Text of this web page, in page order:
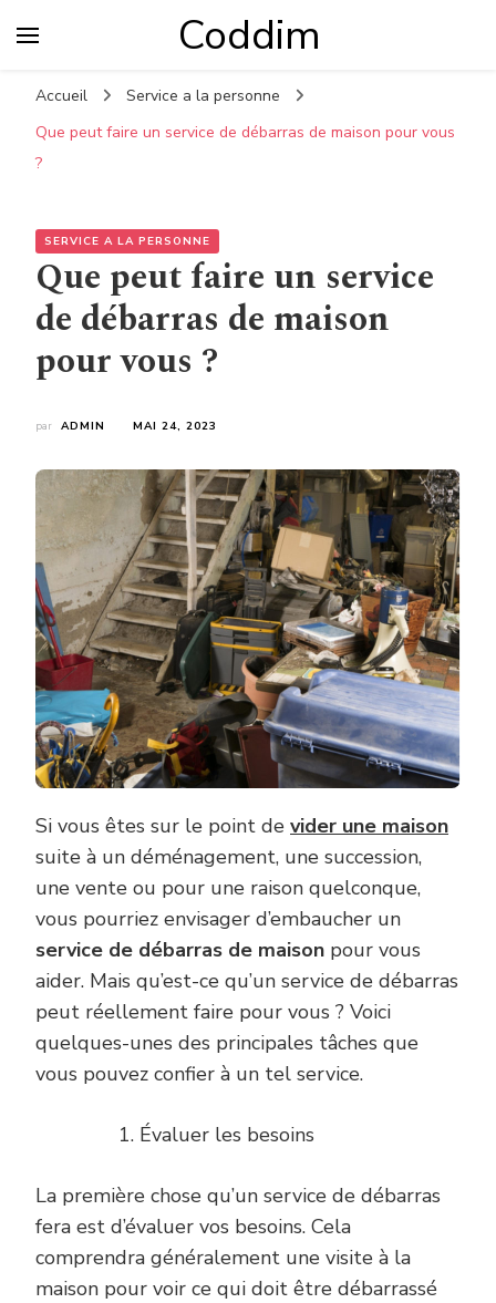
Coddim
Accueil
Service a la personne
Que peut faire un service de débarras de maison pour vous
?
SERVICE A LA PERSONNE
Que peut faire un service
de débarras de maison
pour vous ?
par ADMIN MAI 24, 2023
Si vous êtes sur le point de vider une maison
suite à un déménagement, une succession,
une vente ou pour une raison quelconque,
vous pourriez envisager d’embaucher un
service de débarras de maison pour vous
aider. Mais qu’est-ce qu’un service de débarras
peut réellement faire pour vous ? Voici
quelques-unes des principales tâches que
vous pouvez confier à un tel service.
Évaluer les besoins
La première chose qu’un service de débarras
fera est d’évaluer vos besoins. Cela
comprendra généralement une visite à la
maison pour voir ce qui doit être débarrassé